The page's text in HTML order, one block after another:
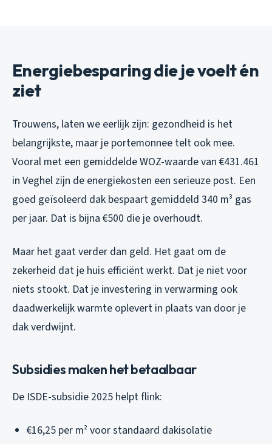
Energiebesparing die je voelt én
ziet
Trouwens, laten we eerlijk zijn: gezondheid is het
belangrijkste, maar je portemonnee telt ook mee.
Vooral met een gemiddelde WOZ-waarde van €431.461
in Veghel zijn de energiekosten een serieuze post. Een
goed geïsoleerd dak bespaart gemiddeld 340 m³ gas
per jaar. Dat is bijna €500 die je overhoudt.
Maar het gaat verder dan geld. Het gaat om de
zekerheid dat je huis efficiënt werkt. Dat je niet voor
niets stookt. Dat je investering in verwarming ook
daadwerkelijk warmte oplevert in plaats van door je
dak verdwijnt.
Subsidies maken het betaalbaar
De ISDE-subsidie 2025 helpt flink:
€16,25 per m² voor standaard dakisolatie